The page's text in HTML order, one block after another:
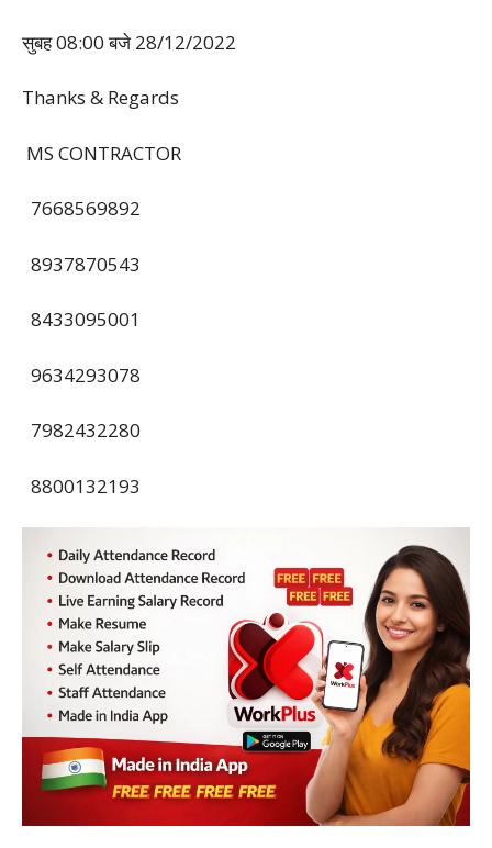
सुबह 08:00 बजे 28/12/2022
Thanks & Regards
MS CONTRACTOR
7668569892
8937870543
8433095001
9634293078
7982432280
8800132193